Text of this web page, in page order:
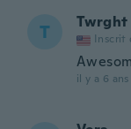
T Twrght
Inscrit
il y a 6 ans